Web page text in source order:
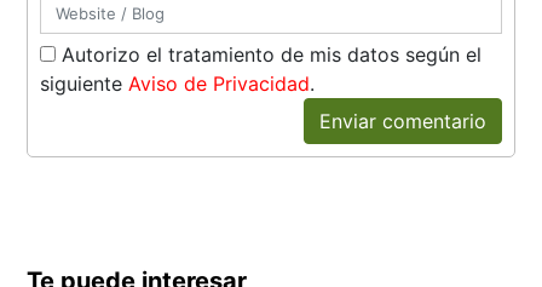
Autorizo el tratamiento de mis datos según el
siguienteAviso de Privacidad.
Enviar comentario